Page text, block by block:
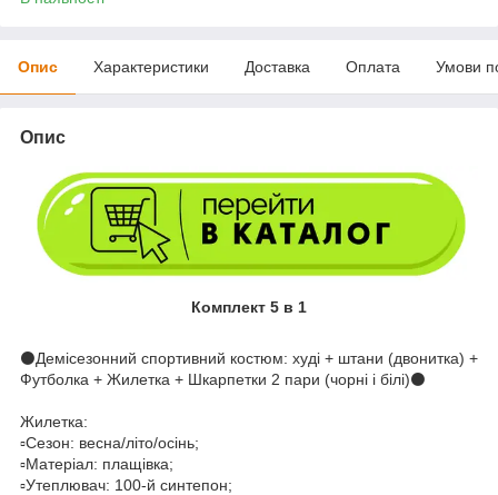
Опис Характеристики Доставка Оплата Умови
Опис
Комплект 5 в 1
⚫️Демісезонний спортивний костюм: худі + штани (двонитка) +
Футболка + Жилетка + Шкарпетки 2 пари (чорні і білі)⚫️
Жилетка:
▫️Сезон: весна/літо/осінь;
▫️Матеріал: плащівка;
▫️Утеплювач: 100-й синтепон;